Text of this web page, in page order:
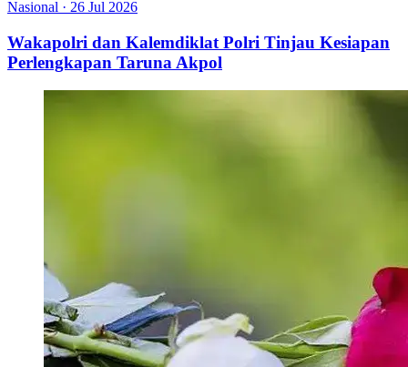
Nasional · 26 Jul 2026
Wakapolri dan Kalemdiklat Polri Tinjau Kesiapan
Perlengkapan Taruna Akpol